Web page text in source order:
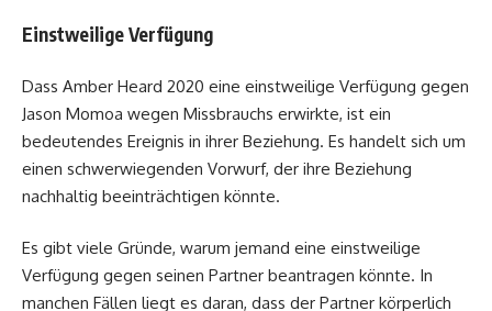
Einstweilige Verfügung
Dass Amber Heard 2020 eine einstweilige Verfügung gegen
Jason Momoa wegen Missbrauchs erwirkte, ist ein
bedeutendes Ereignis in ihrer Beziehung. Es handelt sich um
einen schwerwiegenden Vorwurf, der ihre Beziehung
nachhaltig beeinträchtigen könnte.
Es gibt viele Gründe, warum jemand eine einstweilige
Verfügung gegen seinen Partner beantragen könnte. In
manchen Fällen liegt es daran, dass der Partner körperlich